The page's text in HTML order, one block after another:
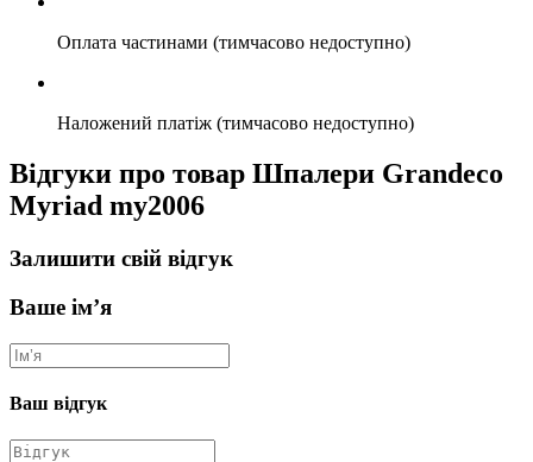
Оплата частинами (тимчасово недоступно)
Наложений платіж (тимчасово недоступно)
Відгуки про товар Шпалери Grandeco
Myriad my2006
Залишити свій відгук
Ваше ім’я
Ваш відгук